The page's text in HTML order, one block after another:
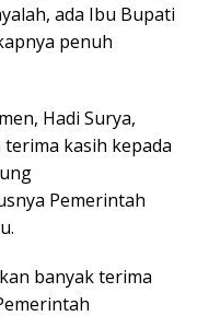
ada Ibu Bupati
penuh
Hadi Surya,
kasih kepada
Pemerintah
banyak terima